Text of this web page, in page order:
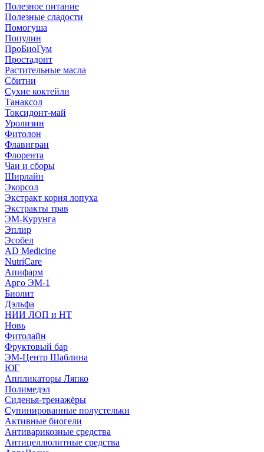
Полезное питание
Полезные сладости
Помогуша
Популин
ПроБиоГум
Простадонт
Растительные масла
Сбитни
Сухие коктейли
Танаксол
Токсидонт-май
Уролизин
Фитолон
Флавигран
Флорента
Чаи и сборы
Ширлайн
Экорсол
Экстракт корня лопуха
Экстракты трав
ЭМ-Курунга
Эплир
Эсобел
AD Medicine
NutriCare
Апифарм
Арго ЭМ-1
Биолит
Дэльфа
НИИ ЛОП и НТ
Новь
Фитолайн
Фруктовый бар
ЭМ-Центр Шаблина
ЮГ
Аппликаторы Ляпко
Полимедэл
Сиденья-тренажёры
Супинированные полустельки
Активные биогели
Антиварикозные средства
Антицеллюлитные средства